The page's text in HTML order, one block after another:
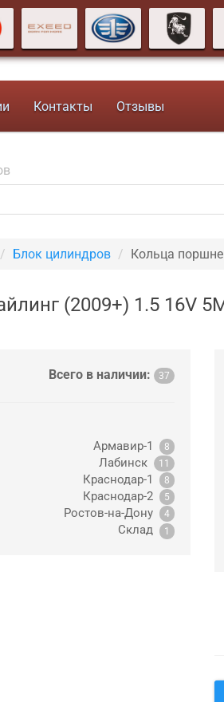
Контакты Отзывы
Блок цилиндров Кольца
(2009+) 1.5 16V
Всего в наличии: 37
Армавир-1 8
Лабинск 11
Краснодар-1 8
Краснодар-2 5
Ростов-на-Дону 4
Склад 1